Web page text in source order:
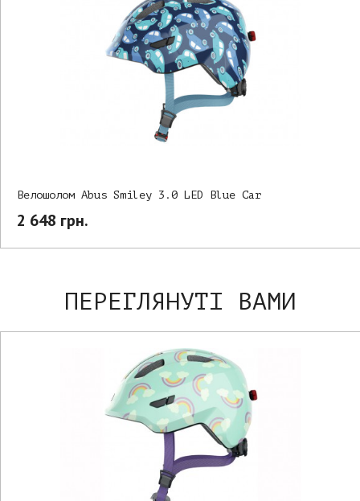
Велошолом Abus Smiley 3.0 LED Blue Car
2 648 грн.
ПЕРЕГЛЯНУТІ ВАМИ